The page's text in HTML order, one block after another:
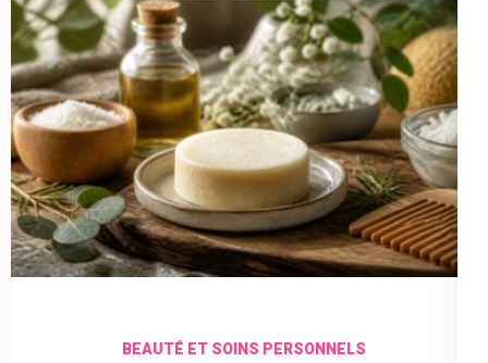
BEAUTÉ ET SOINS PERSONNELS